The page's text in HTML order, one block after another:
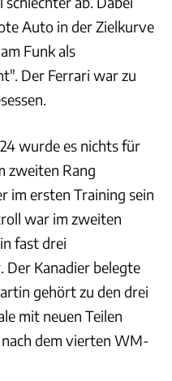
Auto in der Zielkurve
Funk als
Der Ferrari war zu
wurde es nichts für
zweiten Rang
im ersten Training sein
war im zweiten
fast drei
Der Kanadier belegte
gehört zu den drei
mit neuen Teilen
dem vierten WM-